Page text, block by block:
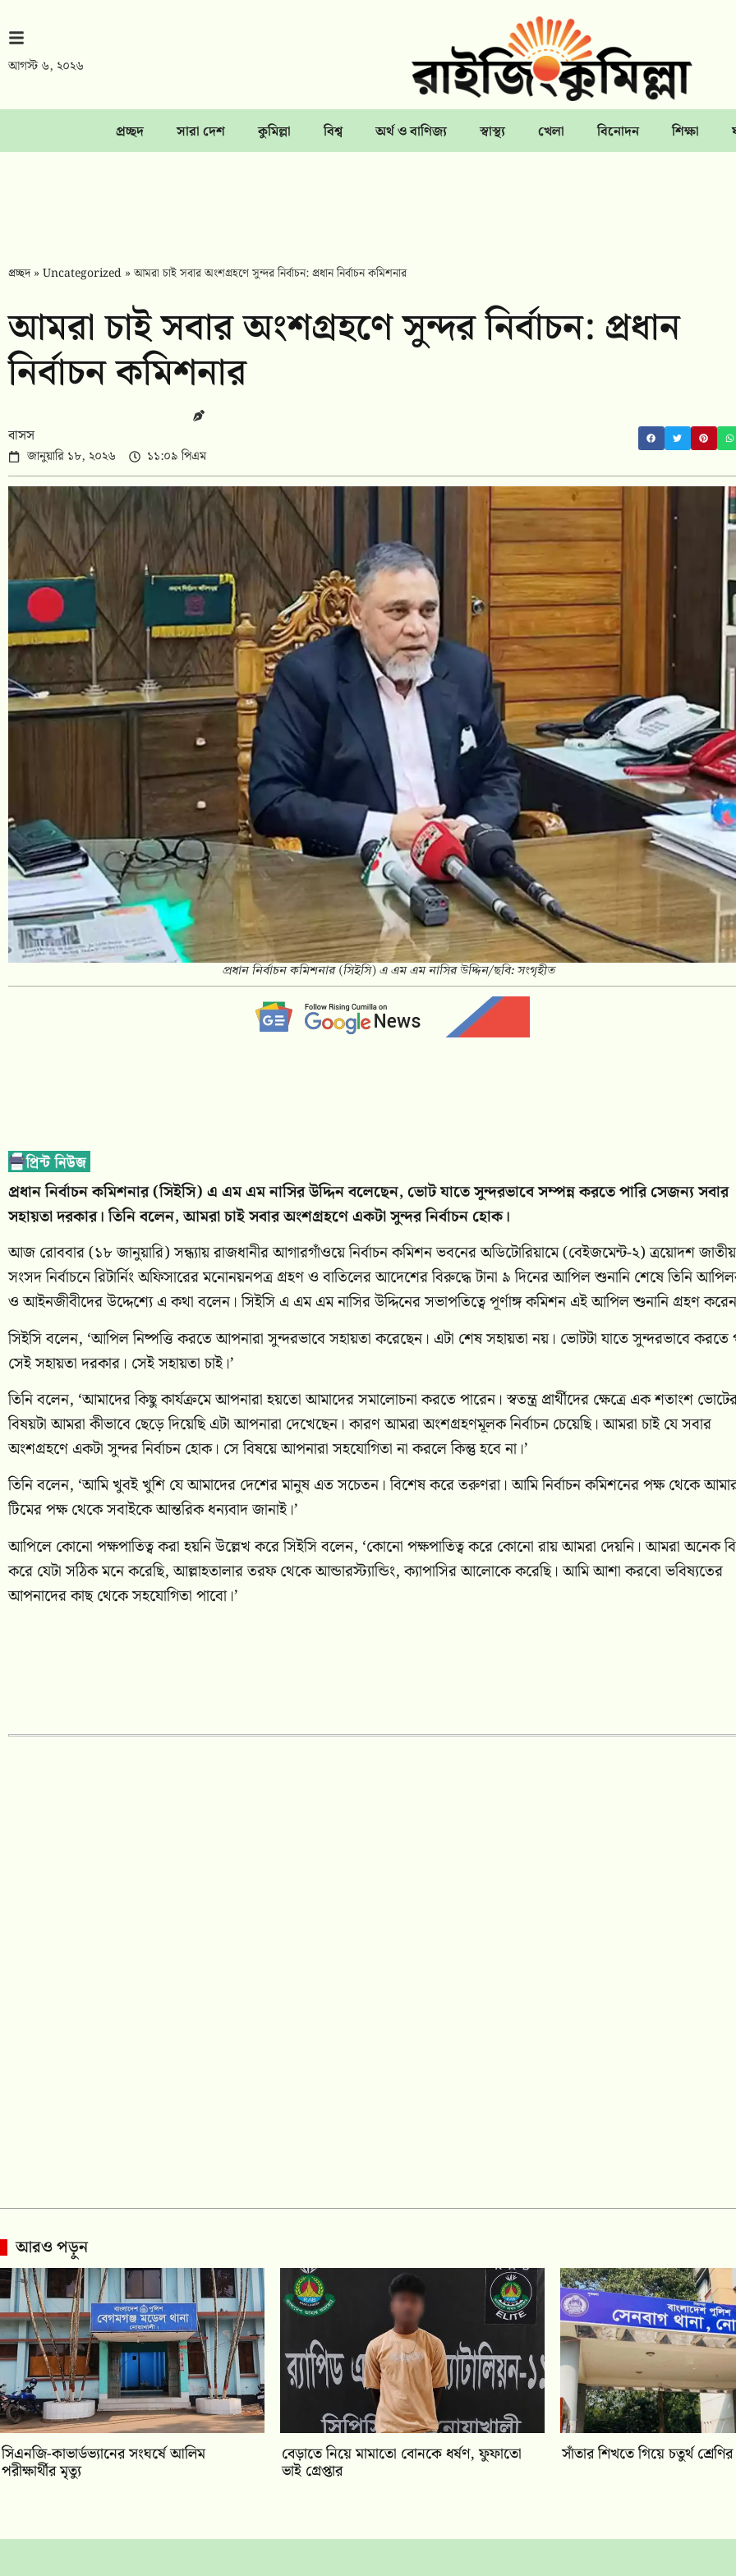
আগস্ট ৬, ২০২৬
প্রচ্ছদ সারা দেশ কুমিল্লা বিশ্ব অর্থ ও বাণিজ্য স্বাস্থ্য খেলা বিনোদন শিক্ষা
প্রচ্ছদ»Uncategorized »আমরা চাই সবার অংশগ্রহণে সুন্দর নির্বাচন: প্রধান নির্বাচন কমিশনার
আমরা চাই সবার অংশগ্রহণে সুন্দর নির্বাচন: প্রধান
নির্বাচন কমিশনার
বাসস
জানুয়ারি ১৮, ২০২৬ ১১:০৯ পিএম
প্রধান নির্বাচন কমিশনার (সিইসি) এ এম এম নাসির উদ্দিন/ছবি: সংগৃহীত
প্রধান নির্বাচন কমিশনার (সিইসি) এ এম এম নাসির উদ্দিন বলেছেন, ভোট যাতে সুন্দরভাবে সম্পন্ন করতে পারি সেজন্য সবার
সহায়তা দরকার। তিনি বলেন, আমরা চাই সবার অংশগ্রহণে একটা সুন্দর নির্বাচন হোক।
আজ রোববার (১৮ জানুয়ারি) সন্ধ্যায় রাজধানীর আগারগাঁওয়ে নির্বাচন কমিশন ভবনের অডিটোরিয়ামে (বেইজমেন্ট-২) ত্রয়োদশ জাতীয়
সংসদ নির্বাচনে রিটার্নিং অফিসারের মনোনয়নপত্র গ্রহণ ও বাতিলের আদেশের বিরুদ্ধে টানা ৯ দিনের আপিল শুনানি শেষে তিনি
ও আইনজীবীদের উদ্দেশ্যে এ কথা বলেন। সিইসি এ এম এম নাসির উদ্দিনের সভাপতিত্বে পূর্ণাঙ্গ কমিশন এই আপিল শুনানি গ্রহণ
সিইসি বলেন, ‘আপিল নিষ্পত্তি করতে আপনারা সুন্দরভাবে সহায়তা করেছেন। এটা শেষ সহায়তা নয়। ভোটটা যাতে সুন্দরভাবে করতে
সেই সহায়তা দরকার। সেই সহায়তা চাই।’
তিনি বলেন, ‘আমাদের কিছু কার্যক্রমে আপনারা হয়তো আমাদের সমালোচনা করতে পারেন। স্বতন্ত্র প্রার্থীদের ক্ষেত্রে এক শতাংশ
বিষয়টা আমরা কীভাবে ছেড়ে দিয়েছি এটা আপনারা দেখেছেন। কারণ আমরা অংশগ্রহণমূলক নির্বাচন চেয়েছি। আমরা চাই যে সবার
অংশগ্রহণে একটা সুন্দর নির্বাচন হোক। সে বিষয়ে আপনারা সহযোগিতা না করলে কিন্তু হবে না।’
তিনি বলেন, ‘আমি খুবই খুশি যে আমাদের দেশের মানুষ এত সচেতন। বিশেষ করে তরুণরা। আমি নির্বাচন কমিশনের পক্ষ থেকে
টিমের পক্ষ থেকে সবাইকে আন্তরিক ধন্যবাদ জানাই।’
আপিলে কোনো পক্ষপাতিত্ব করা হয়নি উল্লেখ করে সিইসি বলেন, ‘কোনো পক্ষপাতিত্ব করে কোনো রায় আমরা দেয়নি। আমরা অনেক
করে যেটা সঠিক মনে করেছি, আল্লাহতালার তরফ থেকে আন্ডারস্ট্যান্ডিং, ক্যাপাসির আলোকে করেছি। আমি আশা করবো ভবিষ্যতের
আপনাদের কাছ থেকে সহযোগিতা পাবো।’
আরও পড়ুন
সিএনজি-কাভার্ডভ্যানের সংঘর্ষে আলিম
পরীক্ষার্থীর মৃত্যু
বেড়াতে নিয়ে মামাতো বোনকে ধর্ষণ, ফুফাতো
ভাই গ্রেপ্তার
সাঁতার শিখতে গিয়ে চতুর্থ